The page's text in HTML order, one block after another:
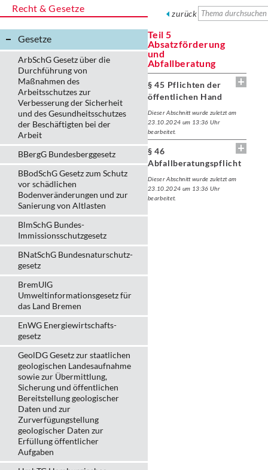
Recht & Gesetze
Gesetze
ArbSchG Gesetz über die
Durchführung von
Maßnahmen des
Arbeitsschutzes zur
Verbesserung der Sicherheit
und des Gesundheitsschutzes
der Beschäftigten bei der
Arbeit
BBergG Bundesberggesetz
BBodSchG Gesetz zum Schutz
vor schädlichen
Bodenveränderungen und zur
Sanierung von Altlasten
BlmSchG Bundes-
Immissionsschutz­gesetz
BNatSchG Bundesnaturschutz-
gesetz
BremUIG
Umweltinformationsgesetz für
das Land Bremen
EnWG Energiewirtschafts-
gesetz
GeolDG Gesetz zur staatlichen
geologischen Landesaufnahme
sowie zur Übermittlung,
Sicherung und öffentlichen
Bereitstellung geologischer
Daten und zur
Zurverfügungstellung
geologischer Daten zur
Erfüllung öffentlicher
Aufgaben
zurück
Teil 5
Absatzförderung
und
Abfallberatung
§ 45 Pflichten der
öffentlichen Hand
Dieser Abschnitt wurde zuletzt am
23.10.2024 um 13:36 Uhr
bearbeitet.
§ 46
Abfallberatungspflicht
Dieser Abschnitt wurde zuletzt am
23.10.2024 um 13:36 Uhr
bearbeitet.